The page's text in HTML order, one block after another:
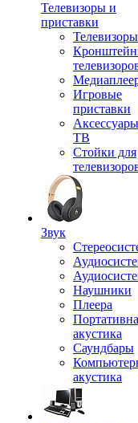
Телевизоры и
приставки
Телевизоры
Игровые
приставки
ТВ
Стойки для
Звук
Наушники
Плеера
акустика
Саундбары
акустика